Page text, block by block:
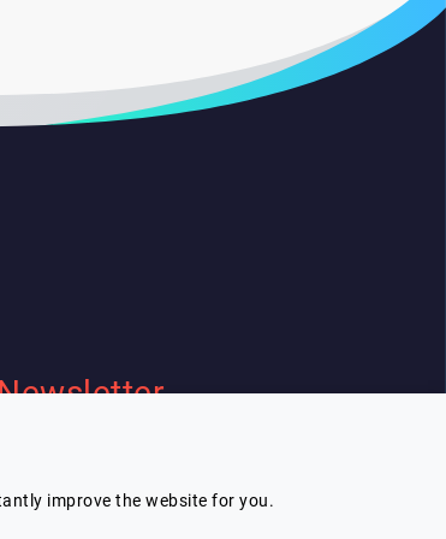
improve the website for you.
Je m'inscris